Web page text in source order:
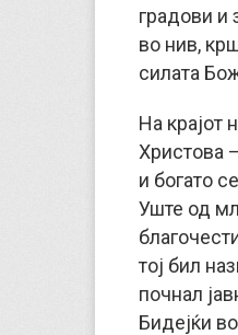
градови и
во нив,
силата
На крајот
Христова
и богато
Уште од
тој бил
почнал
Бидејќи